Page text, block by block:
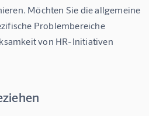
Möchten Sie die allgemeine
Problembereiche
von HR-Initiativen